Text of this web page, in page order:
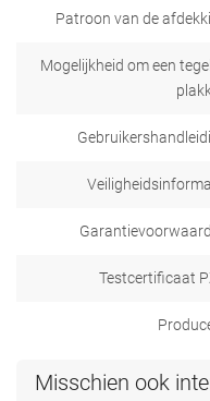
Patroon van de
Mogelijkheid om een
Testcertificaat
Misschien ook